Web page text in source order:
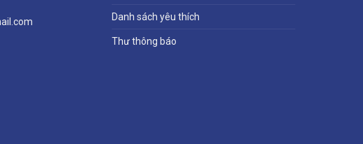
Danh sách yêu thích
Thư thông báo